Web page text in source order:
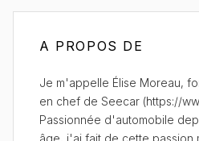
A PROPOS DE
Je m'appelle Élise Moreau,
en chef de Seecar (https://
Passionnée d'automobile
âge, j'ai fait de cette passion